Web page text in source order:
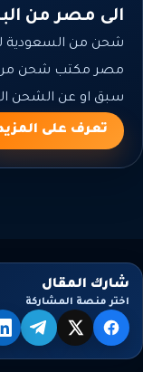
الى مصر من
شحن من السعودية
مصر مكتب شحن من
سبق او عن الشحن
تعرف على
شارك المقال
اختر منصة المشاركة
فيسبوك
X